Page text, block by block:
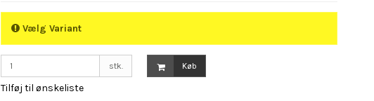
Vælg Variant
stk. Køb
Tilføj til ønskeliste